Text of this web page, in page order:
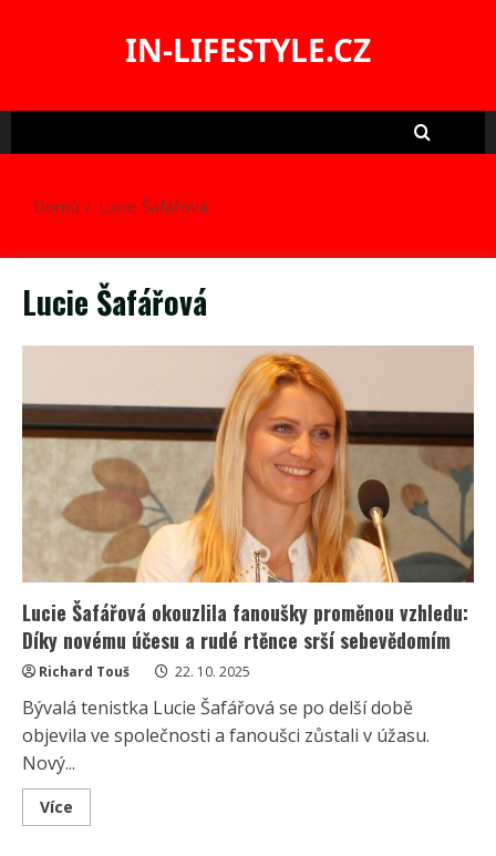
IN-LIFESTYLE.CZ
Domů Lucie Šafářová
Lucie Šafářová
Lucie Šafářová okouzlila fanoušky proměnou vzhledu:
Díky novému účesu a rudé rtěnce srší sebevědomím
Richard Touš 22. 10. 2025
Bývalá tenistka Lucie Šafářová se po delší době
objevila ve společnosti a fanoušci zůstali v úžasu.
Nový...
Více
more